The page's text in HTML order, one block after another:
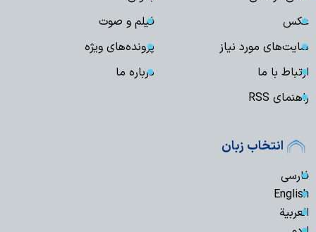
عکس
فیلم و صوت
سایت‌های مورد نیاز
پرونده‌های ویژه
ارتباط با ما
درباره ما
راهنمای RSS
انتخاب زبان
فارسی
English
العربیة